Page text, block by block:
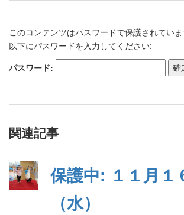
このコンテンツはパスワードで保護されてい
以下にパスワードを入力してください:
パスワード:
関連記事
保護中: １１月１
（水）